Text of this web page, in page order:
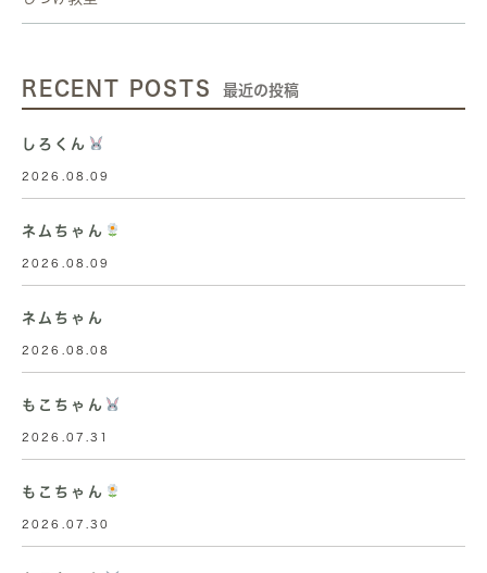
RECENT POSTS 最近の投稿
しろくん
2026.08.09
ネムちゃん
2026.08.09
ネムちゃん
2026.08.08
もこちゃん
2026.07.31
もこちゃん
2026.07.30